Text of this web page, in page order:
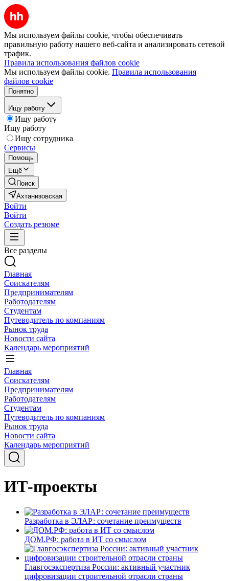
Мы используем файлы cookie, чтобы обеспечивать
правильную работу нашего веб-сайта и анализировать сетевой
трафик.
Правила использования файлов cookie
Мы используем файлы cookie. Правила использования
файлов cookie
Понятно
Ищу работу
Ищу работу
Ищу работу
Ищу сотрудника
Сервисы
Помощь
Ещё
Поиск
Ахтанизовская
Войти
Войти
Создать резюме
Все разделы
Главная
Соискателям
Предпринимателям
Работодателям
Студентам
Путеводитель по компаниям
Рынок труда
Новости сайта
Календарь мероприятий
Главная
Соискателям
Предпринимателям
Работодателям
Студентам
Путеводитель по компаниям
Рынок труда
Новости сайта
Календарь мероприятий
ИТ-проекты
Разработка в ЭЛАР: сочетание преимуществ
ДОМ.РФ: работа в ИТ со смыслом
Главгосэкспертиза России: активный участник
цифровизации строительной отрасли страны